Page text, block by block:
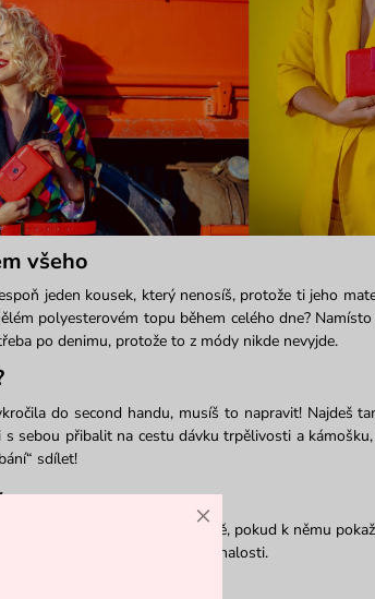
všeho
jeden kousek, který nenosíš, protože ti jeho
polyesterovém topu během celého dne?
po denimu, protože to z módy nikde nevyjde.
do second handu, musíš to napravit! Najdeš
s sebou přibalit na cestu dávku trpělivosti a
sdílet!
nemusí stále vypadat stejně, pokud k němu
doplní a dovedou ho k dokonalosti.
×